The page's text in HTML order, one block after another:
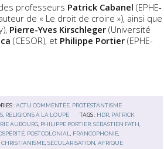
professeurs Patrick Cabanel (EPHE-
de « Le droit de croire »), ainsi que
Pierre-Yves Kirschleger (Université
(CESOR), et Philippe Portier (EPHE-
:ACTU COMMENTÉE, PROTESTANTISME
RELIGIONS À LA LOUPE TAGS : HDR PATRICK
AUBOURG PHILIPPE PORTIER ,SÉBASTIEN FATH
POSTCOLONIAL FRANCOPHONIE
,CHRISTIANISME ,SÉCULARISATION ,AFRIQUE